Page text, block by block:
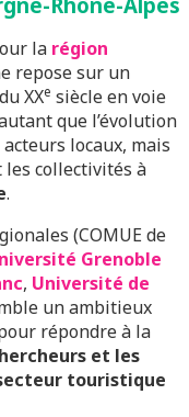
la région
repose sur un
XXe siècle en voie
que l’évolution
locaux, mais
les collectivités à
.
(COMUE de
Grenoble
, Université de
un ambitieux
répondre à la
et les
touristique